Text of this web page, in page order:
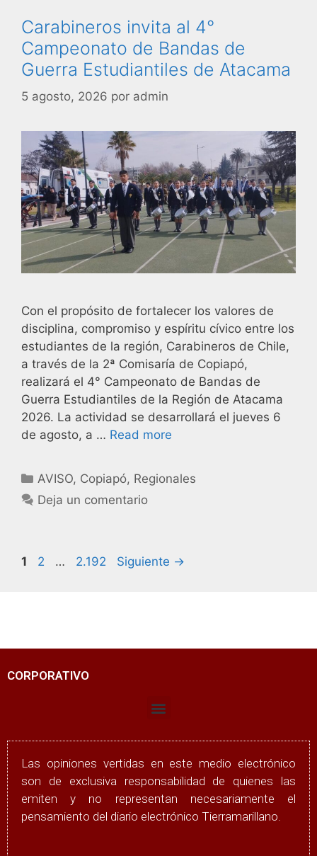
Carabineros invita al 4°
Campeonato de Bandas de
Guerra Estudiantiles de Atacama
5 agosto, 2026 por admin
Con el propósito de fortalecer los valores de
disciplina, compromiso y espíritu cívico entre los
estudiantes de la región, Carabineros de Chile,
a través de la 2ª Comisaría de Copiapó,
realizará el 4° Campeonato de Bandas de
Guerra Estudiantiles de la Región de Atacama
2026. La actividad se desarrollará el jueves 6
de agosto, a … Read more
AVISO, Copiapó, Regionales
Deja un comentario
1 2 … 2.192 Siguiente →
CORPORATIVO
Las opiniones vertidas en este medio electrónico
son de exclusiva responsabilidad de quienes las
emiten y no representan necesariamente el
pensamiento del diario electrónico Tierramarillano.